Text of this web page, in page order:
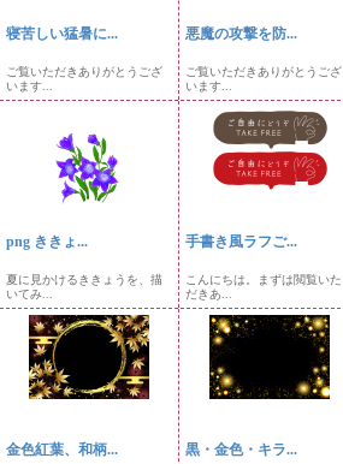
寝苦しい猛暑に...
ご覧いただきありがとうござ
います...
悪魔の攻撃を防...
ご覧いただきありがとうござ
います...
png ききょ...
夏に見かけるききょうを、描
いてみ...
手書き風ラフご...
こんにちは。まずは閲覧いた
だきあ...
金色紅葉、和柄... 黒・金色・キラ...